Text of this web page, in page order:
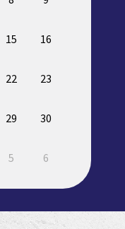
15 16
22 23
29 30
5 6